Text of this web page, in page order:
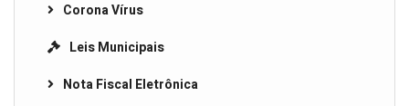
Corona Vírus
Leis Municipais
Nota Fiscal Eletrônica